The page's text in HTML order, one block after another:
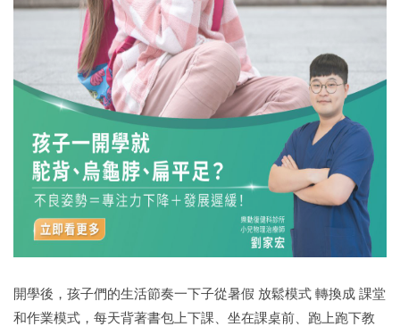
開學後，孩子們的生活節奏一下子從暑假 放鬆模式 轉換成 課堂
和作業模式，每天背著書包上下課、坐在課桌前、跑上跑下教